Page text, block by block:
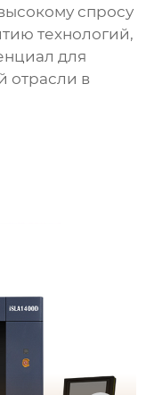
спросу
технологий,
для
отрасли в